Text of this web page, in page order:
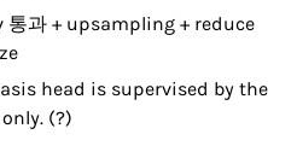
통과 + upsampling + reduce
head is supervised by the
(?)